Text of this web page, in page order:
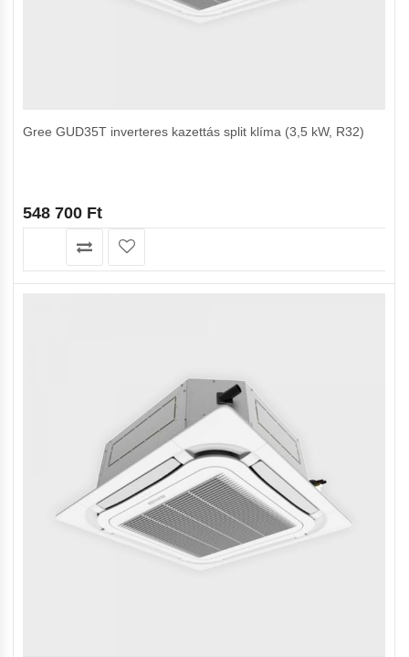
Gree GUD35T inverteres kazettás split klíma (3,5 kW, R32)
548 700 Ft